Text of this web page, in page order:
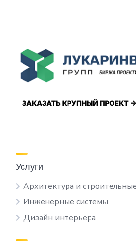
Услуги
Архитектура и
Инженерные системы
Дизайн интерьера